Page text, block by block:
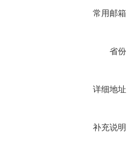
常用邮箱
省份
详细地址
补充说明